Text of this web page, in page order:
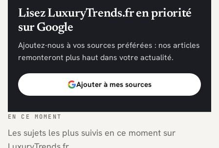
Lisez LuxuryTrends.fr en priorité
sur Google
Ajoutez-nous à vos sources préférées : nos articles
remonteront plus haut dans votre actualité.
Ajouter à mes sources
EN CE MOMENT
Les sujets les plus suivis en ce moment sur